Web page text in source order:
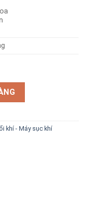
khí - Máy sục khí